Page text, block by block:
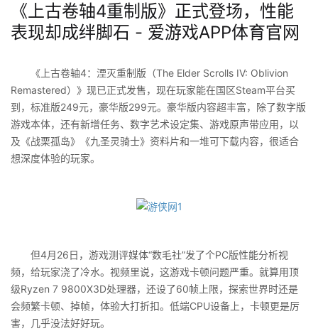
《上古卷轴4重制版》正式登场，性能
表现却成绊脚石 - 爱游戏APP体育官网
《上古卷轴4：湮灭重制版（The Elder Scrolls IV: Oblivion
Remastered）》现已正式发售，现在玩家能在国区Steam平台买
到，标准版249元，豪华版299元。豪华版内容超丰富，除了数字版
游戏本体，还有新增任务、数字艺术设定集、游戏原声带应用，以
及《战栗孤岛》《九圣灵骑士》资料片和一堆可下载内容，很适合
想深度体验的玩家。
但4月26日，游戏测评媒体“数毛社”发了个PC版性能分析视
频，给玩家浇了冷水。视频里说，这游戏卡顿问题严重。就算用顶
级Ryzen 7 9800X3D处理器，还设了60帧上限，探索世界时还是
会频繁卡顿、掉帧，体验大打折扣。低端CPU设备上，卡顿更是厉
害，几乎没法好好玩。